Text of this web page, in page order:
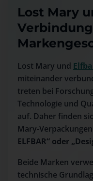
Lost Mary
Lost Mary und
miteinander
treten bei
Technologie und
auf. Daher finden
Mary-
ELFBAR“ oder
Beide Marken
technische